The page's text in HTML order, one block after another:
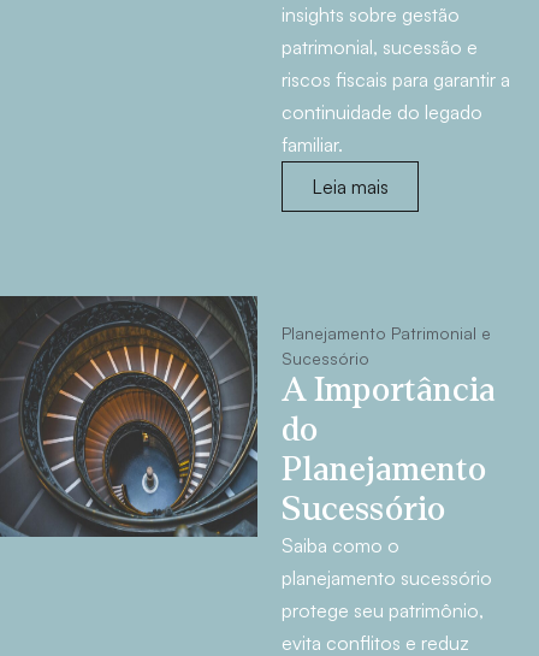
insights sobre gestão
patrimonial, sucessão e
riscos fiscais para garantir a
continuidade do legado
familiar.
Leia mais
Planejamento Patrimonial e
Sucessório
A Importância
do
Planejamento
Sucessório
Saiba como o
planejamento sucessório
protege seu patrimônio,
evita conflitos e reduz